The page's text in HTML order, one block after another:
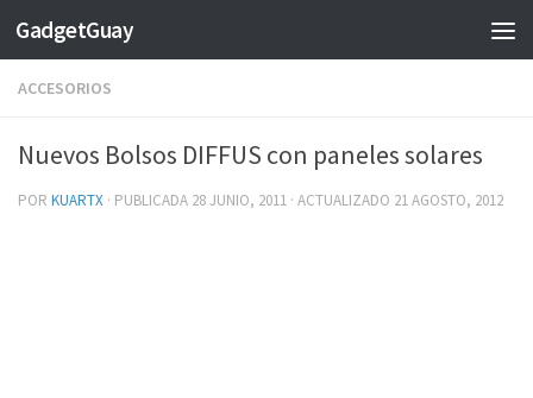
Saltar al contenido
GadgetGuay
ACCESORIOS
Nuevos Bolsos DIFFUS con paneles solares
POR KUARTX · PUBLICADA 28 JUNIO, 2011 · ACTUALIZADO 21 AGOSTO, 2012